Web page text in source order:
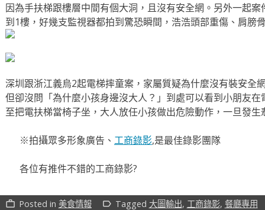
因為手扶梯跟樓層中間有個大洞，且沒有安全網。另外一起
到1樓，好幾支監視器都拍到驚恐瞬間，浩浩頭部重傷、肩膀
深圳跟浙江義烏2起電梯摔童案，家屬質疑為什麼沒有裝安全
但卻沒問「為什麼小孩身邊沒大人？」到處可以看到小朋友
至把電扶梯當椅子坐，大人放任小孩做出危險動作，一旦發
※拍攝眾多形象廣告、 工商錄影,是最佳錄影團隊
各位有推件不錯的工商錄影?
work_outline Posted in 美食情報 label_outline Tagged 大圖輸出, 工商錄影, 餐廳專用